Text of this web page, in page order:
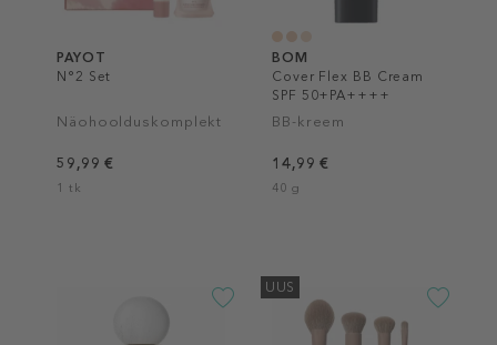
PAYOT
N°2 Set
Näohoolduskomplekt
59,99 €
1 tk
BOM
Cover Flex BB Cream
SPF 50+PA++++
BB-kreem
14,99 €
40 g
UUS